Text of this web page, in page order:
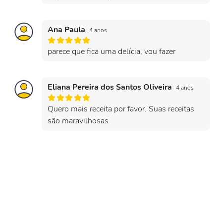
Ana Paula 4 anos
parece que fica uma delícia, vou fazer
Eliana Pereira dos Santos Oliveira 4 anos
Quero mais receita por favor. Suas receitas
são maravilhosas